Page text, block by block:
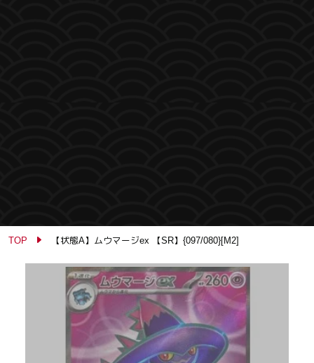
TOP 【状態A】ムウマージex 【SR】{097/080}[M2]